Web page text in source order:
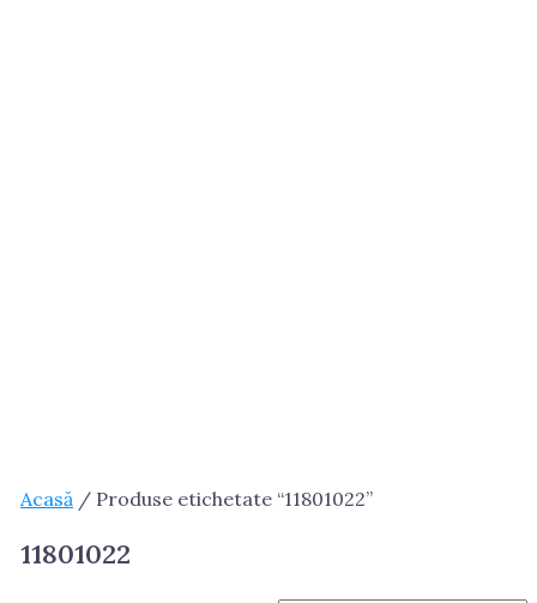
Acasă / Produse etichetate “11801022”
11801022